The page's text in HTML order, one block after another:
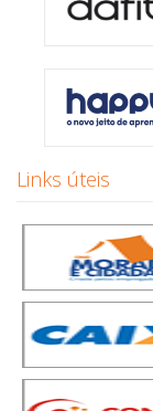
Links úteis